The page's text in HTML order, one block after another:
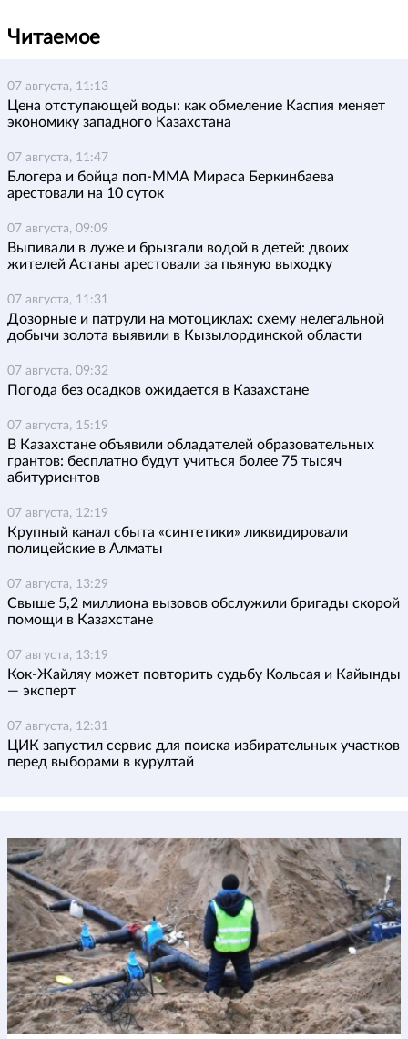
Читаемое
07 августа, 11:13
Цена отступающей воды: как обмеление Каспия меняет
экономику западного Казахстана
07 августа, 11:47
Блогера и бойца поп-ММА Мираса Беркинбаева
арестовали на 10 суток
07 августа, 09:09
Выпивали в луже и брызгали водой в детей: двоих
жителей Астаны арестовали за пьяную выходку
07 августа, 11:31
Дозорные и патрули на мотоциклах: схему нелегальной
добычи золота выявили в Кызылординской области
07 августа, 09:32
Погода без осадков ожидается в Казахстане
07 августа, 15:19
В Казахстане объявили обладателей образовательных
грантов: бесплатно будут учиться более 75 тысяч
абитуриентов
07 августа, 12:19
Крупный канал сбыта «синтетики» ликвидировали
полицейские в Алматы
07 августа, 13:29
Свыше 5,2 миллиона вызовов обслужили бригады скорой
помощи в Казахстане
07 августа, 13:19
Кок-Жайляу может повторить судьбу Кольсая и Кайынды
— эксперт
07 августа, 12:31
ЦИК запустил сервис для поиска избирательных участков
перед выборами в курултай